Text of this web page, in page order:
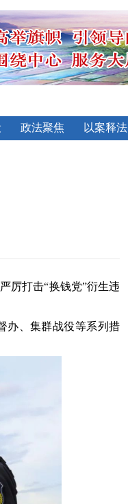
政法聚焦 以案释法
厉打击“换钱党”衍生违
、集群战役等系列措